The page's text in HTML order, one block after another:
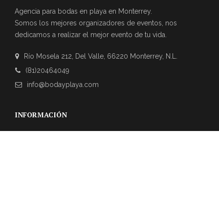
Agencia para bodas en playa en Monterrey.
Somos los mejores organizadores de eventos, nos
dedicamos a realizar el mejor evento de tu vida.
Río Mosela 212, Del Valle, 66220 Monterrey, N.L.
(81)20464049
info@bodayplaya.com
INFORMACIÓN